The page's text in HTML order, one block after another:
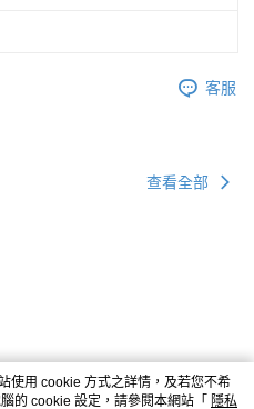
客服
查看全部
使用 cookie 方式之詳情，及若您不希
的 cookie 設定，請參閱本網站「 隱私